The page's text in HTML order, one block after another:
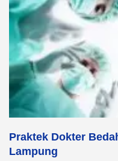
Praktek Dokter
Lampung